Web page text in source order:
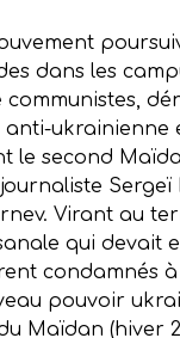
dans les
ukrainienne
le second
Sergeï
Virant au
qui devait
condamnés
pouvoir
(hiver